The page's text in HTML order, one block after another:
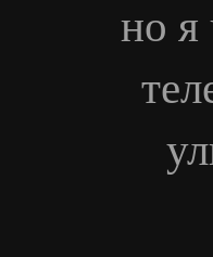
но я